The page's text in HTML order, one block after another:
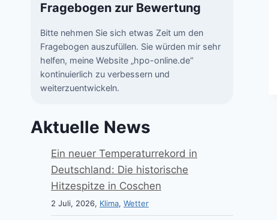
Fragebogen zur Bewertung
Bitte nehmen Sie sich etwas Zeit um den
Fragebogen auszufüllen. Sie würden mir sehr
helfen, meine Website „hpo-online.de“
kontinuierlich zu verbessern und
weiterzuentwickeln.
Aktuelle News
Ein neuer Temperaturrekord in
Deutschland: Die historische
Hitzespitze in Coschen
2 Juli, 2026, Klima, Wetter